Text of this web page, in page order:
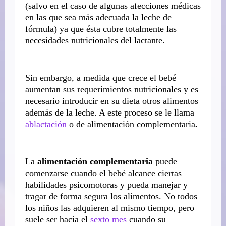
(salvo en el caso de algunas afecciones médicas
en las que sea más adecuada la leche de
fórmula) ya que ésta cubre totalmente las
necesidades nutricionales del lactante.
Sin embargo, a medida que crece el bebé
aumentan sus requerimientos nutricionales y es
necesario introducir en su dieta otros alimentos
además de la leche. A este proceso se le llama
ablactacióno de alimentación complementaria.
La alimentación complementariapuede
comenzarse cuando el bebé alcance ciertas
habilidades psicomotoras y pueda manejar y
tragar de forma segura los alimentos. No todos
los niños las adquieren al mismo tiempo, pero
suele ser hacia el sexto mescuando su